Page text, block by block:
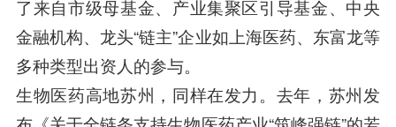
了来自市级母基金、产业集聚区引导基金、中央
金融机构、龙头“链主”企业如上海医药、东富龙等
多种类型出资人的参与。
生物医药高地苏州，同样在发力。去年，苏州发